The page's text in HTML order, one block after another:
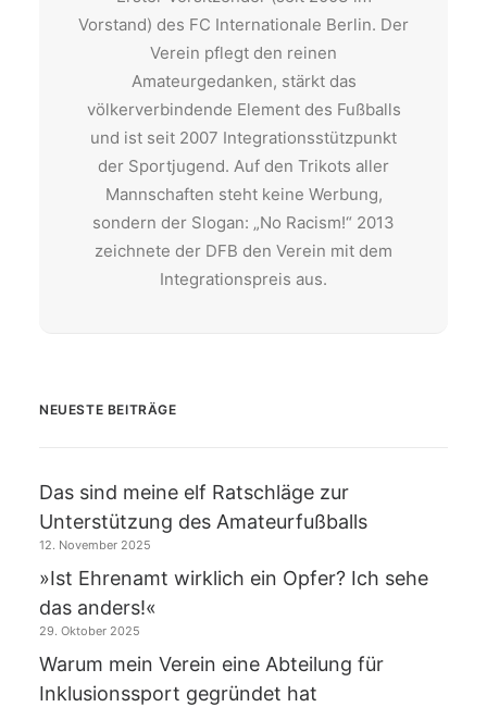
Vorstand) des FC Internationale Berlin. Der
Verein pflegt den reinen
Amateurgedanken, stärkt das
völkerverbindende Element des Fußballs
und ist seit 2007 Integrationsstützpunkt
der Sportjugend. Auf den Trikots aller
Mannschaften steht keine Werbung,
sondern der Slogan: „No Racism!“ 2013
zeichnete der DFB den Verein mit dem
Integrationspreis aus.
NEUESTE BEITRÄGE
Das sind meine elf Ratschläge zur
Unterstützung des Amateurfußballs
12. November 2025
»Ist Ehrenamt wirklich ein Opfer? Ich sehe
das anders!«
29. Oktober 2025
Warum mein Verein eine Abteilung für
Inklusionssport gegründet hat